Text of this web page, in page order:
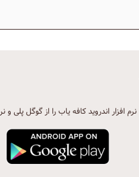
نرم افزار اندروید کافه یاب را از گوگل پلی